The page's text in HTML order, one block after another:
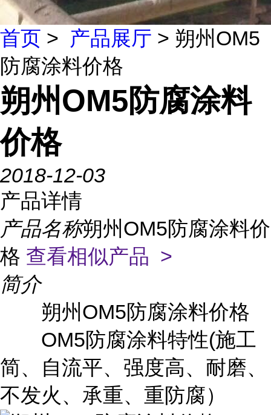
首页 > 产品展厅 > 朔州OM5
防腐涂料价格
朔州OM5防腐涂料
价格
2018-12-03
产品详情
产品名称朔州OM5防腐涂料价
格 查看相似产品 >
简介
朔州OM5防腐涂料价格
OM5防腐涂料特性(施工
简、自流平、强度高、耐磨、
不发火、承重、重防腐）